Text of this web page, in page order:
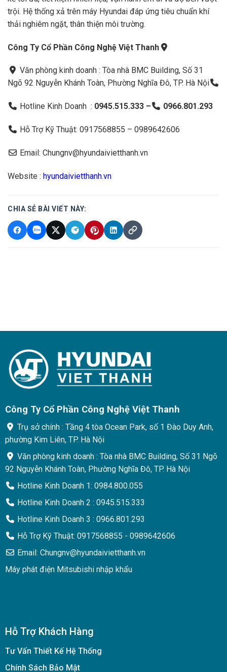
trội. Hệ thống xả trên máy Hyundai đáp ứng tiêu chuẩn khí
thải nghiêm ngặt, thân thiện môi trường.
Công Ty Cổ Phần Công Nghệ Việt Thanh
Văn phòng kinh doanh : Tòa nhà BMC Building, Số 31
Ngõ 92 Nguyễn Khánh Toàn, Phường Nghĩa Đô, TP. Hà Nội
Hotline Kinh Doanh : 0945.515.333 – 0966.801.293
Hỗ Trợ Kỹ Thuật: 0917568855 – 0989642606
Email: Chungnv@hyundaivietthanh.vn
Website : hyundaivietthanh.vn
CHIA SẺ BÀI VIẾT NÀY:
Công Ty Cổ Phần Công Nghệ Việt Thanh
Trụ sở chính : Tầng 4 tòa Ocean Park, số 1 Đào Duy Anh,
phường Kim Liên, TP. Hà Nội
Văn phòng kinh doanh : Tòa nhà BMC Building, Số 31 Ngõ
92 Nguyễn Khánh Toàn, Phường Nghĩa Đô, TP. Hà Nội
Hotline Kinh Doanh 1: 0984.800.055
Hotline Kinh Doanh 2 : 0945.515.333
Hotline Kinh Doanh 3 : 0966.801.293
Hỗ Trợ Kỹ Thuật: 0917568855 - 0989642606
Email: Chungnv@hyundaivietthanh.vn
Máy phát điện Mitsubishi nhập khẩu
Hỗ Trợ Khách Hàng
Tư Vấn Thiết Kế Hệ Thống
Chính Sách Bảo Mật